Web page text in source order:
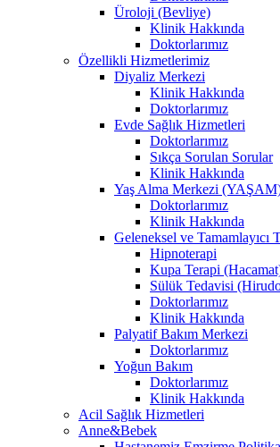
Üroloji (Bevliye)
Klinik Hakkında
Doktorlarımız
Özellikli Hizmetlerimiz
Diyaliz Merkezi
Klinik Hakkında
Doktorlarımız
Evde Sağlık Hizmetleri
Doktorlarımız
Sıkça Sorulan Sorular
Klinik Hakkında
Yaş Alma Merkezi
Doktorlarımız
Klinik Hakkında
Geleneksel ve Tamamlayıcı
Hipnoterapi
Kupa Terapi
Sülük Tedavisi
Doktorlarımız
Klinik Hakkında
Palyatif Bakım Merkezi
Doktorlarımız
Yoğun Bakım
Doktorlarımız
Klinik Hakkında
Acil Sağlık Hizmetleri
Anne&Bebek